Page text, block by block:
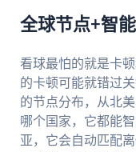
全球节点+智
看球最怕的就是卡
的卡顿可能就错过关
的节点分布，从北
哪个国家，它都能
亚，它会自动匹配